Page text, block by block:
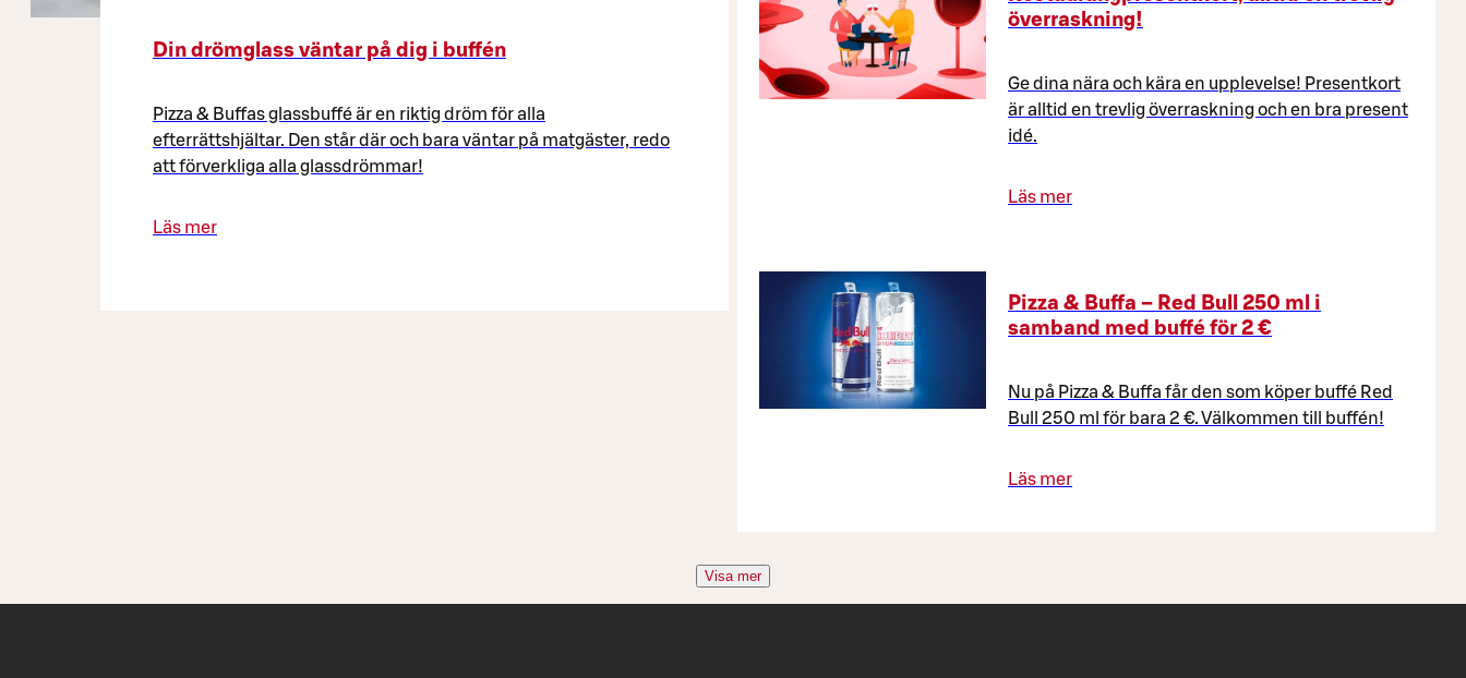
Din drömglass väntar på dig i buffén
Pizza & Buffas glassbuffé är en riktig dröm för alla
efterrättshjältar. Den står där och bara väntar på matgäster, redo
att förverkliga alla glassdrömmar!
Läs mer
överraskning!
Ge dina nära och kära en upplevelse! Presentkort
är alltid en trevlig överraskning och en bra present
idé.
Läs mer
Pizza & Buffa – Red Bull 250 ml i
samband med buffé för 2 €
Nu på Pizza & Buffa får den som köper buffé Red
Bull 250 ml för bara 2 €. Välkommen till buffén!
Läs mer
Visa mer